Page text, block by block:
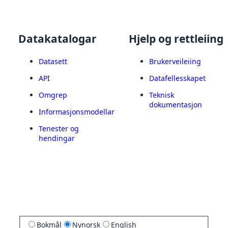
Datakatalogar
Datasett
API
Omgrep
Informasjonsmodellar
Tenester og
hendingar
Hjelp og rettleiing
Brukerveileiing
Datafellesskapet
Teknisk
dokumentasjon
Bokmål Nynorsk English